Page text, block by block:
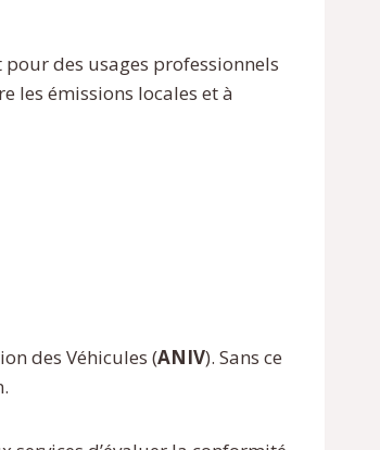
des usages professionnels
les émissions locales et à
des Véhicules (ANIV). Sans ce